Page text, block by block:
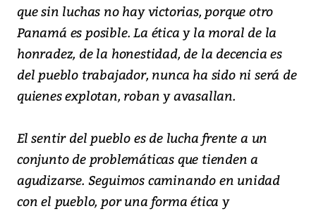
que sin luchas no hay victorias, porque otro
Panamá es posible. La ética y la moral de la
honradez, de la honestidad, de la decencia es
del pueblo trabajador, nunca ha sido ni será de
quienes explotan, roban y avasallan.
El sentir del pueblo es de lucha frente a un
conjunto de problemáticas que tienden a
agudizarse. Seguimos caminando en unidad
con el pueblo, por una forma ética y